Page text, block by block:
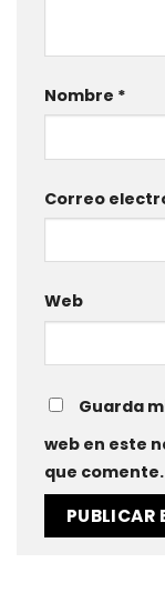
Nombre *
Correo
Web
Guarda
web en este
que comente.